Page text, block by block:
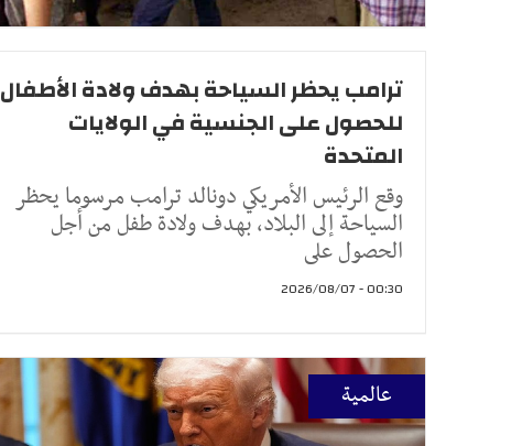
ترامب يحظر السياحة بهدف ولادة الأطفال
للحصول على الجنسية في الولايات
المتحدة
وقع الرئيس الأمريكي دونالد ترامب مرسوما يحظر
السياحة إلى البلاد، بهدف ولادة طفل من أجل
الحصول على
00:30 - 2026/08/07
عالمية